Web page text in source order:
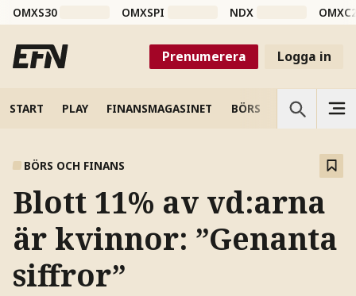
OMXS30 OMXSPI NDX
Prenumerera Logga in
START PLAY FINANSMAGASINET BÖRS VETENSKAP
BÖRS OCH FINANS
Blott 11% av vd:arna
är kvinnor: ”Genanta
siffror”